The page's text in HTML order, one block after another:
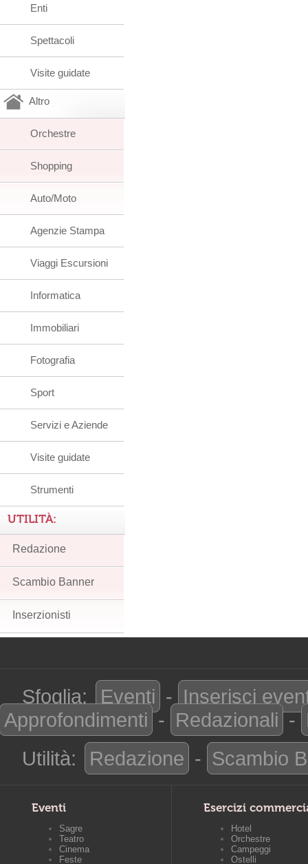
Enti
Spettacoli
Visite guidate
Altro
Orchestre
Shopping
Auto/Moto
Agenzie Stampa
Viaggi Escursioni
Informatica
Immobiliari
Fotografia
Sport
Servizi e Aziende
Visite guidate
Strumenti
UTILITÀ:
Redazione
Scambio Banner
Inserzionisti
Sfoglia: Eventi - Inserisci
Approfondimenti - Redazionali -
Utilità:
Redazione - Scambio
Eventi
Sagre
Teatro
Cinema
Feste
Esercizi
Hotel
Orchestre
Campeggi
Ostelli